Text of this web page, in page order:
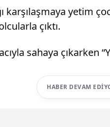
karşılaşmaya yetim
çıktı.
sahaya çıkarken
HABER DEVAM